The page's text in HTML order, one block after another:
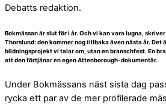
Debatts redaktion.
Bokmässan är slut för i år. Och vi kan vara lugna, skriver
Thorslund: den kommer nog tillbaka även nästa år.
bildningsprojekt vi talar om, utan en branschfest. En
att den förtjänar en egen Attenborough-dokumentär.
Under Bokmässans näst sista dag
rycka ett par av de mer profilerade